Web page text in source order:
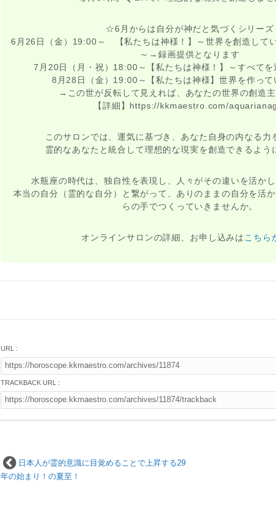
☆6月からは自分が神だと気づくシリーズ
6月26日（金）19:00～ 【私たちは神様！】～世界を創造して
～→録画提供となります
7月20日（月・祝）18:00～【私たちは神様！】～すべてを
8月28日（金）19:00～【私たちは神様】世界を作って
→この世が反転して見えれば、あなたの世界の創造主
【詳細】https://kkmaestro.com/
このサロンでは、運気に基づき、あなた自身の内なる力
霊的なあなたと統合して理想的な現実を創造できるよう
水瓶座の時代は、独自性を表現し、人々がその違いを活かし
本当の自分（霊的な自分）と繋がって、ありのままの自分を活
らの手でつくっていきませんか。
オンラインサロンの詳細、お申し込みは こちら
URL :
TRACKBACK URL :
日本人が霊的意識に目覚めることで上昇する29
年の始まり！の夏至！